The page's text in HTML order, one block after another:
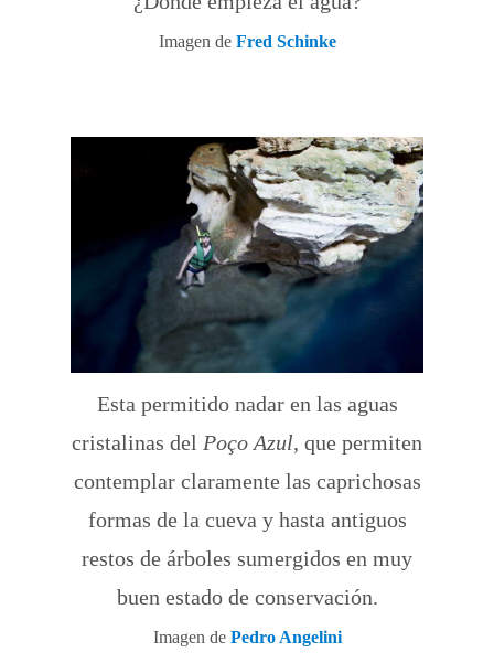
Imagen de Fred Schinke
Esta permitido nadar en las aguas
cristalinas del Poço Azul, que permiten
contemplar claramente las caprichosas
formas de la cueva y hasta antiguos
restos de árboles sumergidos en muy
buen estado de conservación.
Imagen de Pedro Angelini